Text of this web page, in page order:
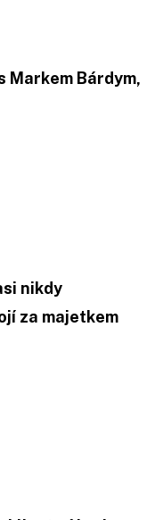
Markem Bárdym,
nikdy
za majetkem